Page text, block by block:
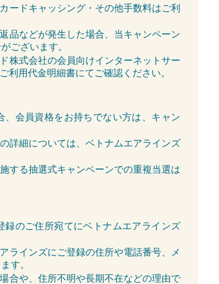
ードキャッシング・その他手数料はご利
品などが発生した場合、当キャンペーン
ございます。
株式会社の会員向けインターネットサー
利用代金明細書にてご確認ください。
会員資格をお持ちでない方は、キャン
の詳細については、ベトナムエアラインズ
する抽選式キャンペーンでの重複当選は
のご住所宛てにベトナムエアラインズ
ラインズにご登録の住所や電話番号、メ
す。
合や、住所不明や長期不在などの理由で